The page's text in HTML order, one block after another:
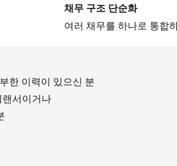
채무 구조 단순화
여러 채무를 하나로 통합
한 이력이 있으신 분
랜서이거나